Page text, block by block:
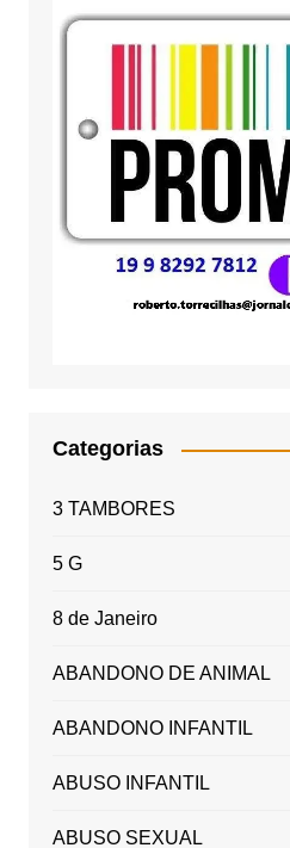
Categorias
3 TAMBORES
5 G
8 de Janeiro
ABANDONO DE ANIMAL
ABANDONO INFANTIL
ABUSO INFANTIL
ABUSO SEXUAL